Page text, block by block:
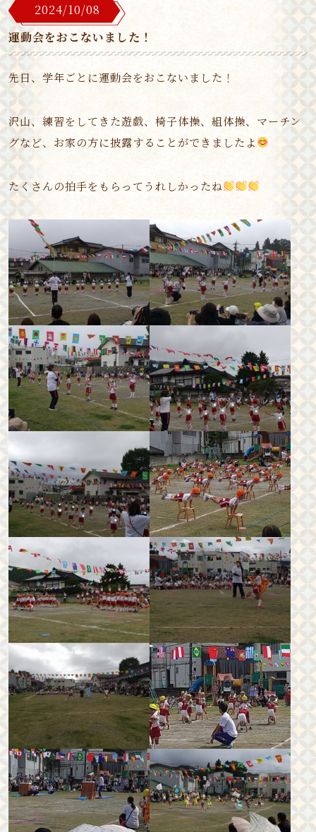
2024/10/08
運動会をおこないました！
先日、学年ごとに運動会をおこないました！
沢山、練習をしてきた遊戯、椅子体操、組体操、マーチン
グなど、お家の方に披露することができましたよ
たくさんの拍手をもらってうれしかったね